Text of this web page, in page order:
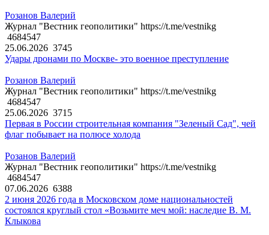
Розанов Валерий
Журнал "Вестник геополитики" https://t.me/vestnikg
4684547
25.06.2026 3745
Удары дронами по Москве- это военное преступление
Розанов Валерий
Журнал "Вестник геополитики" https://t.me/vestnikg
4684547
25.06.2026 3715
Первая в России строительная компания "Зеленый Сад", чей
флаг побывает на полюсе холода
Розанов Валерий
Журнал "Вестник геополитики" https://t.me/vestnikg
4684547
07.06.2026 6388
2 июня 2026 года в Московском доме национальностей
состоялся круглый стол «Возьмите меч мой: наследие В. М.
Клыкова